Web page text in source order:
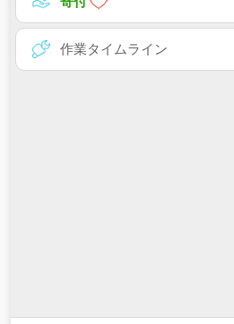
作業タイムライン